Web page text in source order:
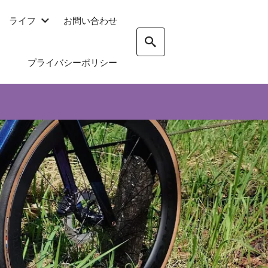
ライフ お問い合わせ
プライバシーポリシー